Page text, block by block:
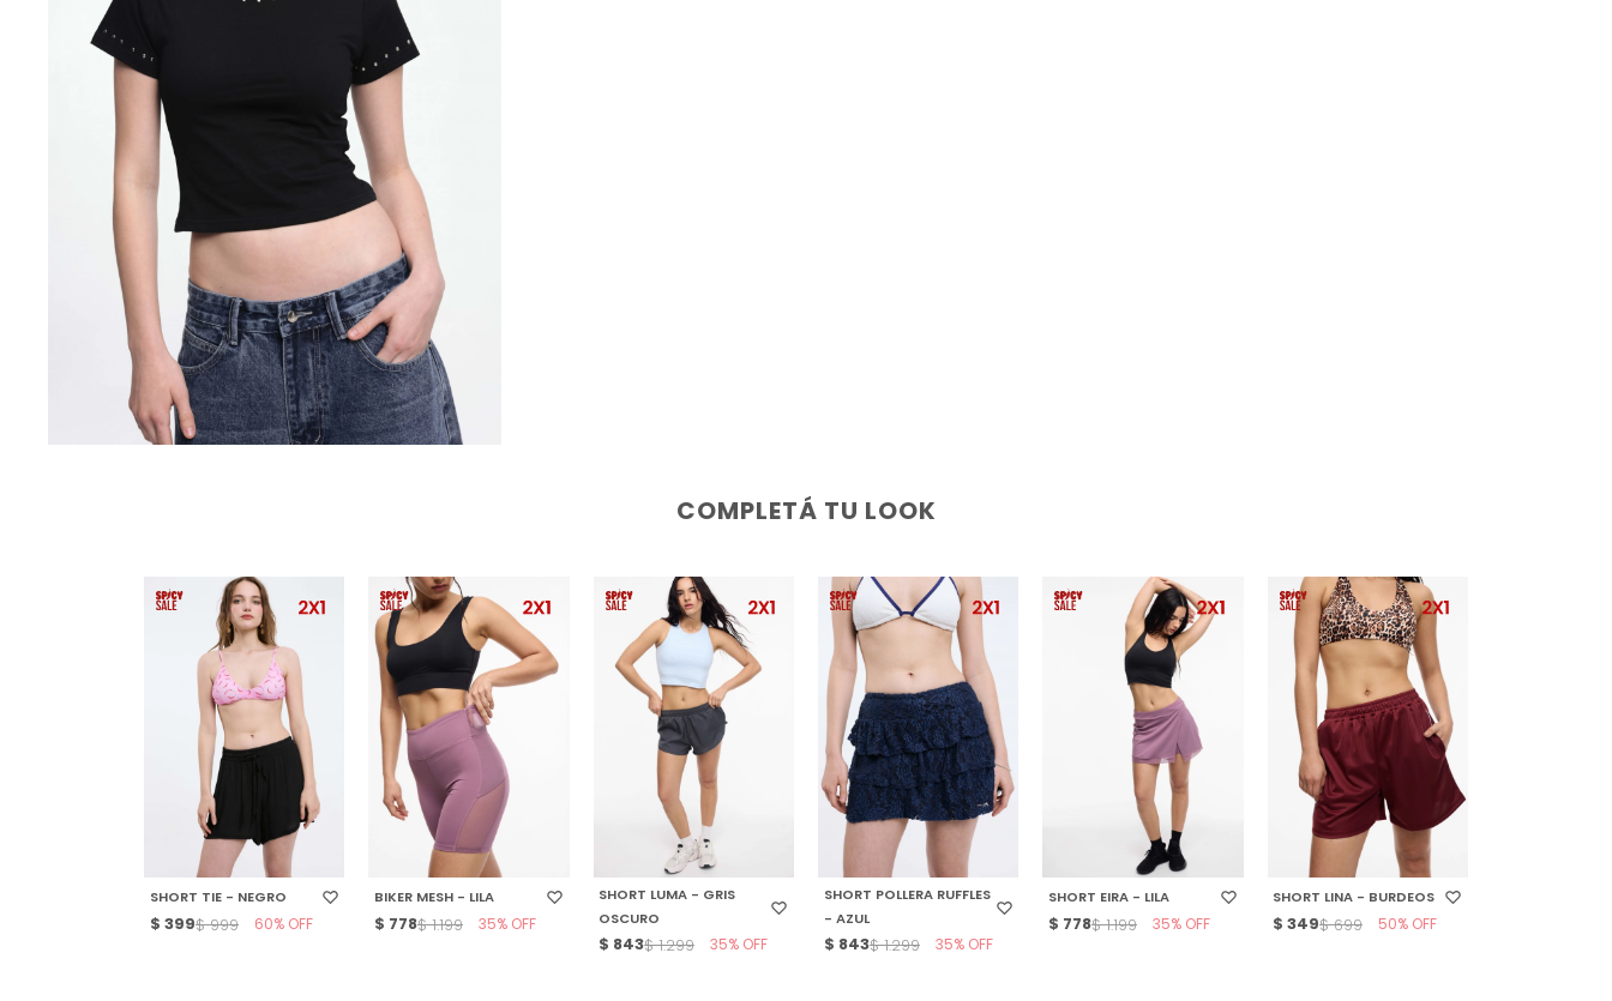
COMPLETÁ TU LOOK
SELECCIONAR TALLE
SHORT TIE - NEGRO
$ 399$ 999 60
SELECCIONAR TALLE
BIKER MESH - LILA
$ 778$ 1.199 35
SELECCIONAR TALLE
SHORT LUMA - GRIS
OSCURO
$ 843$ 1.299 35
SELECCIONAR TALLE
SHORT POLLERA RUFFLES
- AZUL
$ 843$ 1.299 35
SELECCIONAR TALLE
SHORT EIRA - LILA
$ 778$ 1.199 35
SELECCIONAR TALLE
SHORT LINA - BURDEOS
$ 349$ 699 50